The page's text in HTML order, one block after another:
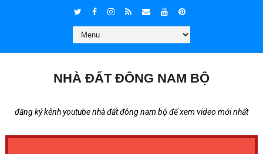
NHÀ ĐẤT ĐÔNG NAM BỘ
đăng ký kênh youtube nhà đất đông nam bộ để xem video mới nhất